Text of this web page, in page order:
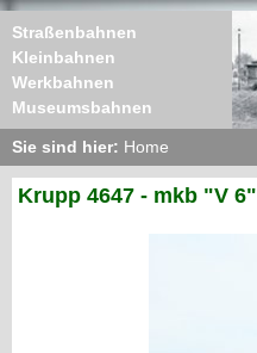
Straßenbahnen
Kleinbahnen
Werkbahnen
Museumsbahnen
Sie sind hier: Home
Krupp 4647 - mkb "V 6"